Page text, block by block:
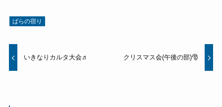
ばらの宿り
いきなりカルタ大会♬ クリスマス会(午後の部)🎅